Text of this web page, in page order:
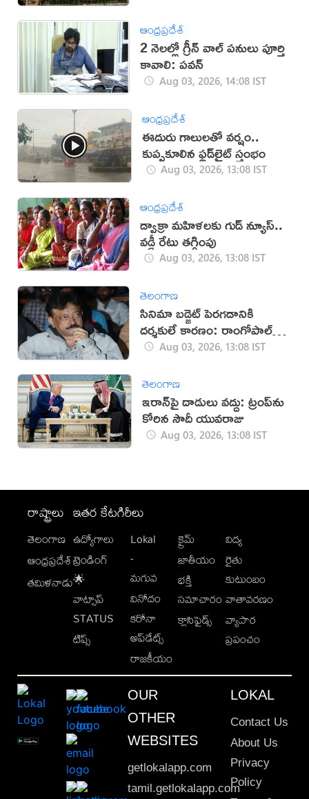
ఆంధ్రప్రదేశ్
2 నెలల్లో గ్రీన్ వాల్ పనులు పూర్తి
కావాలి: పవన్
Aug 03, 2026, 14:08 IST
ఆంధ్రప్రదేశ్
ఈదురు గాలులతో వర్షం..
కుప్పకూలిన ఫ్లడ్‌లైట్‌ స్తంభం
Aug 03, 2026, 13:08 IST
ఆంధ్రప్రదేశ్
డ్వాక్రా మహిళలకు గుడ్ న్యూస్..
వడ్డీ రేటు తగ్గింపు
Aug 03, 2026, 13:08 IST
తెలంగాణ
సినిమా బడ్జెట్ పెరగడానికి
దర్శకులే కారణం: రాంగోపాల్
వర్మAug 03, 2026, 13:08 IST
తెలంగాణ
ఇరాన్‌పై దాడులు వద్దు: ట్రంప్‌ను
కోరిన సౌదీ యువరాజు
Aug 03, 2026, 13:08 IST
రాష్ట్రాలు
తెలంగాణ
ఆంధ్రప్రదేశ్
తమిళనాడు
ఇతర కేటగిరీలు
ఉద్యోగాలు
ట్రెండింగ్
🌟
వాట్సాప్
STATUS
టిప్స్
Lokal
-
మగువ
వినోదం
కరోనా
అప్‌డేట్స్
రాజకీయం
క్రైమ్
జాతీయం
భక్తి
సమాచారం
క్లాసిఫైడ్స్
విద్య
రైతు
కుటుంబం
వాతావరణం
వ్యాపార
ప్రపంచం
OUR
OTHER
WEBSITES
getlokalapp.com
tamil.getlokalapp.com
LOKAL
Contact Us
About Us
Privacy
Policy